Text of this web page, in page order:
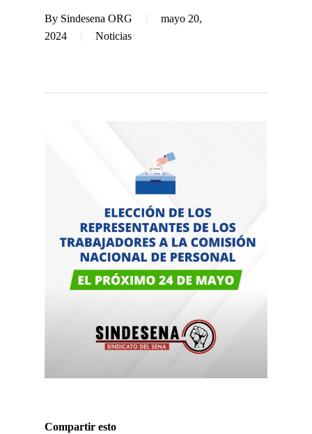
By Sindesena ORG
mayo 20,
2024
Noticias
Compartir esto